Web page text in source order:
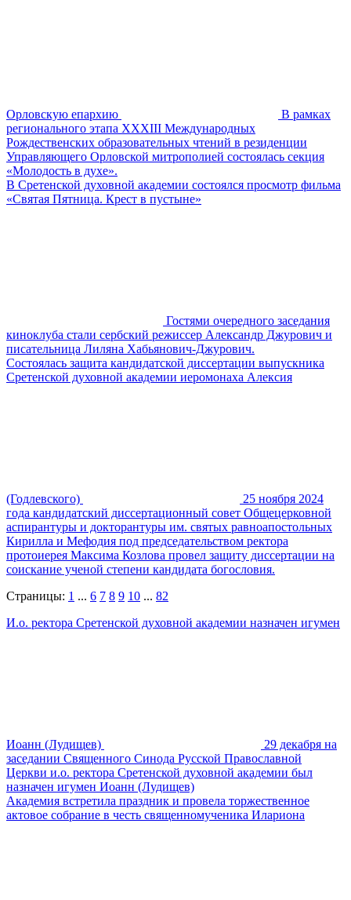
Орловскую епархию
В рамках
регионального этапа XXXIII Международных
Рождественских образовательных чтений в резиденции
Управляющего Орловской митрополией состоялась секция
«Молодость в духе».
В Сретенской духовной академии состоялся просмотр фильма
«Святая Пятница. Крест в пустыне»
Гостями очередного заседания
киноклуба стали сербский режиссер Александр Джурович и
писательница Лиляна Хабьянович-Джурович.
Состоялась защита кандидатской диссертации выпускника
Сретенской духовной академии иеромонаха Алексия
(Годлевского)
25 ноября 2024
года кандидатский диссертационный совет Общецерковной
аспирантуры и докторантуры им. святых равноапостольных
Кирилла и Мефодия под председательством ректора
протоиерея Максима Козлова провел защиту диссертации на
соискание ученой степени кандидата богословия.
Страницы: 1 ... 6 7 8 9 10 ... 82
И.о. ректора Сретенской духовной академии назначен игумен
Иоанн (Лудищев)
29 декабря на
заседании Священного Синода Русской Православной
Церкви и.о. ректора Сретенской духовной академии был
назначен игумен Иоанн (Лудищев)
Академия встретила праздник и провела торжественное
актовое собрание в честь священномученика Илариона